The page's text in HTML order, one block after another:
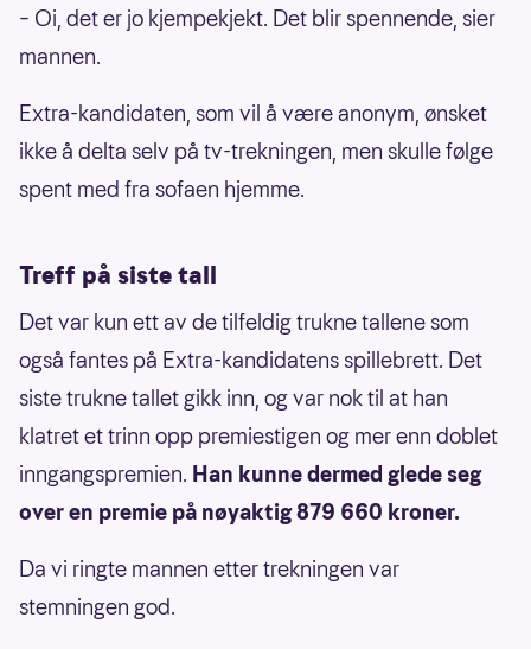
– Oi, det er jo kjempekjekt. Det blir spennende, sier
mannen.
Extra-kandidaten, som vil å være anonym, ønsket
ikke å delta selv på tv-trekningen, men skulle følge
spent med fra sofaen hjemme.
Treff på siste tall
Det var kun ett av de tilfeldig trukne tallene som
også fantes på Extra-kandidatens spillebrett. Det
siste trukne tallet gikk inn, og var nok til at han
klatret et trinn opp premiestigen og mer enn doblet
inngangspremien. Han kunne dermed glede seg
over en premie på nøyaktig879 660 kroner.
Da vi ringte mannen etter trekningen var
stemningen god.